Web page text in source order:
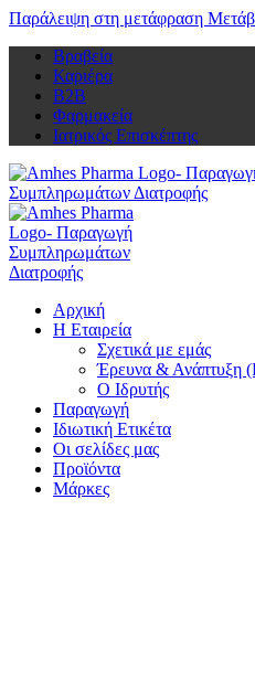
Παράλειψη στη μετάφραση
Βραβεία
Καριέρα
Β2Β
Φαρμακεία
Ιατρικός Επισκέπτης
Αρχική
Η Εταιρεία
Σχετικά με εμάς
Έρευνα & Ανάπτυξη
Ο Ιδρυτής
Παραγωγή
Ιδιωτική Ετικέτα
Οι σελίδες μας
Προϊόντα
Μάρκες